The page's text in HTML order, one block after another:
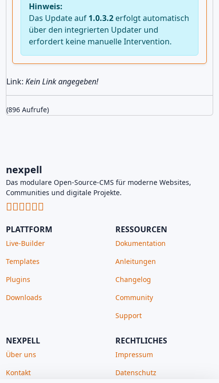
Hinweis:
Das Update auf 1.0.3.2 erfolgt automatisch
über den integrierten Updater und
erfordert keine manuelle Intervention.
Link: Kein Link angegeben!
(896 Aufrufe)
nexpell
Das modulare Open-Source-CMS für moderne Websites,
Communities und digitale Projekte.
PLATTFORM
Live-Builder
Templates
Plugins
Downloads
RESSOURCEN
Dokumentation
Anleitungen
Changelog
Community
Support
NEXPELL
Über uns
Kontakt
RECHTLICHES
Impressum
Datenschutz